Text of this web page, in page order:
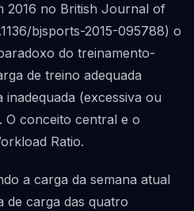
2016 no British Journal of
bjsports-2015-095788) o
do treinamento-
de treino adequada
(excessiva ou
O conceito central e o
Ratio.
a carga da semana atual
de carga das quatro